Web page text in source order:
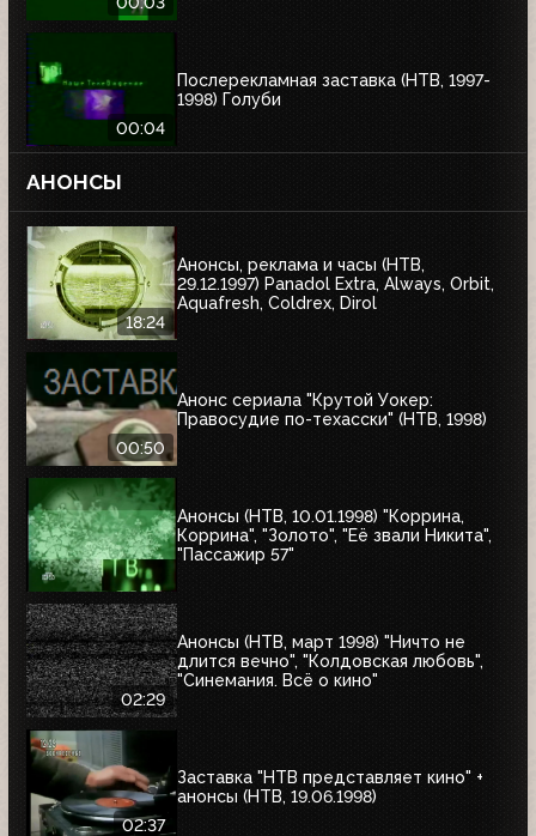
00:04
Послерекламная заставка (НТВ, 1997-
1998) Голуби
АНОНСЫ
18:24
Анонсы, реклама и часы (НТВ,
29.12.1997) Panadol Extra, Always, Orbit,
Aquafresh, Coldrex, Dirol
00:50
Анонс сериала "Крутой Уокер:
Правосудие по-техасски" (НТВ, 1998)
Анонсы (НТВ, 10.01.1998) "Коррина,
Коррина", "Золото", "Её звали Никита",
"Пассажир 57"
02:29
Анонсы (НТВ, март 1998) "Ничто не
длится вечно", "Колдовская любовь",
"Синемания. Всё о кино"
02:37
Заставка "НТВ представляет кино" +
анонсы (НТВ, 19.06.1998)